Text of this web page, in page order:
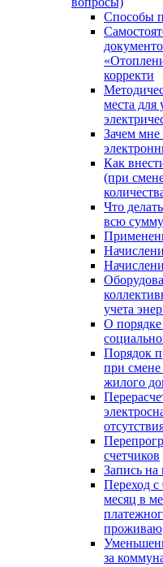
Способы
корректи
места для
Зачем
Как
(при
Что
всю сумму
учета
О
Порядок
при
жилого
счетчиков
Запись на
Переход с
месяц в
проживаю
за